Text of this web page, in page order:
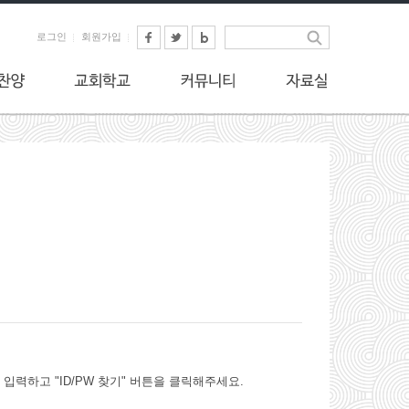
로그인 회원가입
력하고 "ID/PW 찾기" 버튼을 클릭해주세요.